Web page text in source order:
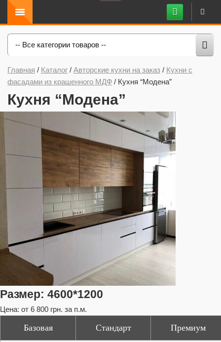
-- Все категории товаров --
Главная / Каталог / Авторские кухни на заказ / Кухни с
фасадами из крашенного МДФ / Кухня “Модена”
Кухня “Модена”
Размер: 4600*1200
Цена: от 6 800 грн. за п.м.
Базовая Стандарт Премиум